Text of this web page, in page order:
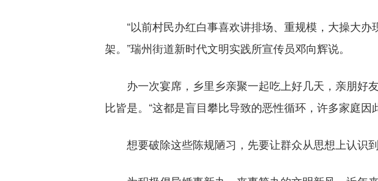
“以前村民办红白事喜欢讲排场、重规模，大操大办
架。”瑞州街道新时代文明实践所宣传员邓向辉说。
办一次宴席，乡里乡亲聚一起吃上好几天，亲朋好
比皆是。“这都是盲目攀比导致的恶性循环，许多家庭
想要破除这些陈规陋习，先要让群众从思想上认识到